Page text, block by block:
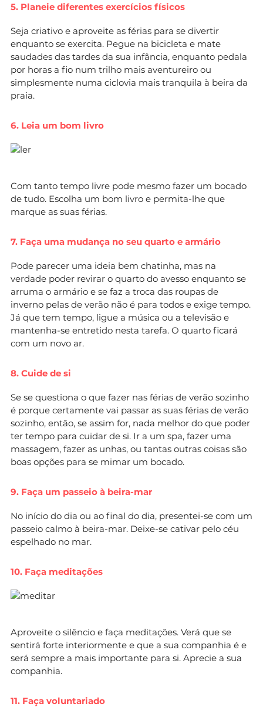
5. Planeie diferentes exercícios físicos
Seja criativo e aproveite as férias para se divertir
enquanto se exercita. Pegue na bicicleta e mate
saudades das tardes da sua infância, enquanto pedala
por horas a fio num trilho mais aventureiro ou
simplesmente numa ciclovia mais tranquila à beira da
praia.
6. Leia um bom livro
Com tanto tempo livre pode mesmo fazer um bocado
de tudo. Escolha um bom livro e permita-lhe que
marque as suas férias.
7. Faça uma mudança no seu quarto e armário
Pode parecer uma ideia bem chatinha, mas na
verdade poder revirar o quarto do avesso enquanto se
arruma o armário e se faz a troca das roupas de
inverno pelas de verão não é para todos e exige tempo.
Já que tem tempo, ligue a música ou a televisão e
mantenha-se entretido nesta tarefa. O quarto ficará
com um novo ar.
8. Cuide de si
Se se questiona o que fazer nas férias de verão sozinho
é porque certamente vai passar as suas férias de verão
sozinho, então, se assim for, nada melhor do que poder
ter tempo para cuidar de si. Ir a um spa, fazer uma
massagem, fazer as unhas, ou tantas outras coisas são
boas opções para se mimar um bocado.
9. Faça um passeio à beira-mar
No início do dia ou ao final do dia, presentei-se com um
passeio calmo à beira-mar. Deixe-se cativar pelo céu
espelhado no mar.
10. Faça meditações
Aproveite o silêncio e faça meditações. Verá que se
sentirá forte interiormente e que a sua companhia é e
será sempre a mais importante para si. Aprecie a sua
companhia.
11. Faça voluntariado